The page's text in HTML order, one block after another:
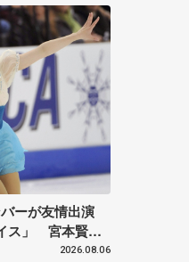
ーが友情出演
ス」 宮本賢二
斗さんも2026.08.06